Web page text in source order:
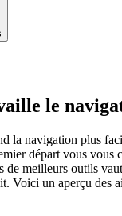
le
la navigation plus
départ vous vous
de meilleurs outils
Voici un aperçu des